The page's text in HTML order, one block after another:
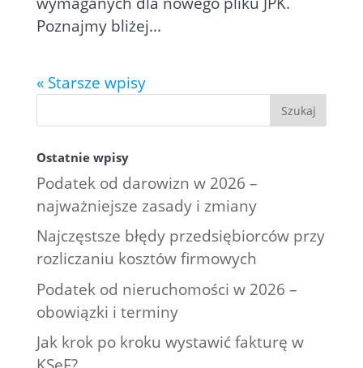
Poznajmy bliżej...
« Starsze wpisy
Ostatnie wpisy
Podatek od darowizn w 2026 –
najważniejsze zasady i zmiany
Najczęstsze błędy przedsiębiorców przy
rozliczaniu kosztów firmowych
Podatek od nieruchomości w 2026 –
obowiązki i terminy
Jak krok po kroku wystawić fakturę w